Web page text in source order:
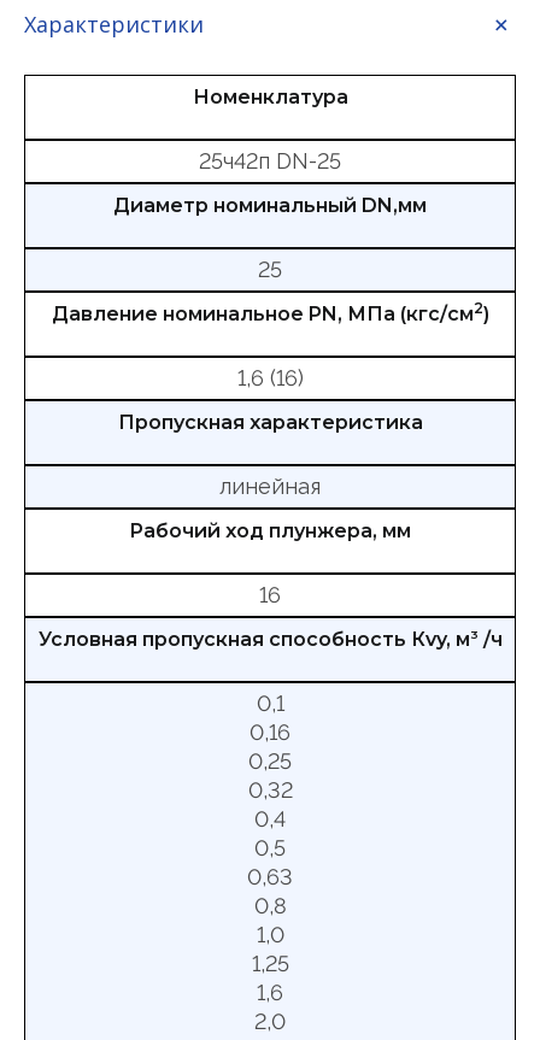
Характеристики
Номенклатура
25ч42п DN-25
Диаметр номинальный DN,мм
25
Давление номинальное PN, МПа (кгс/см2)
1,6 (16)
Пропускная характеристика
линейная
Рабочий ход плунжера, мм
16
Условная пропускная способность Кvy, м3 /ч
0,1
0,16
0,25
0,32
0,4
0,5
0,63
0,8
1,0
1,25
1,6
2,0